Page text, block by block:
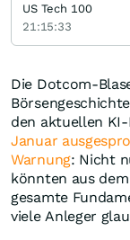
Die Dotcom-
den aktuellen
Januar
Warnung: Nicht
könnten aus
gesamte
viele Anleger
US Tech 100
21:15:33